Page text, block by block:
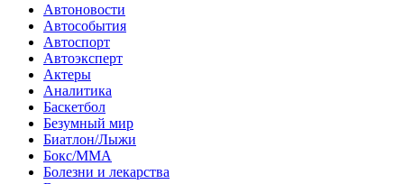
Автоновости
Автособытия
Автоспорт
Автоэксперт
Актеры
Аналитика
Баскетбол
Безумный мир
Биатлон/Лыжи
Бокс/MMA
Болезни и лекарства